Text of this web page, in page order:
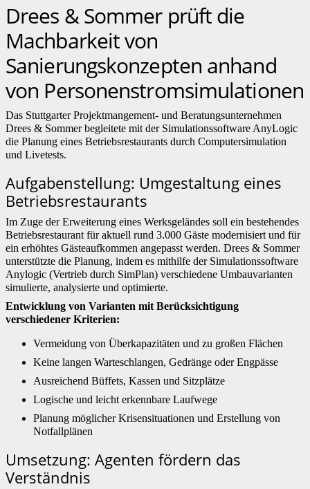
Drees & Sommer prüft die
Machbarkeit von
Sanierungskonzepten anhand
von Personenstromsimulationen
Das Stuttgarter Projektmangement- und Beratungsunternehmen
Drees & Sommer begleitete mit der Simulationssoftware AnyLogic
die Planung eines Betriebsrestaurants durch Computersimulation
und Livetests.
Aufgabenstellung: Umgestaltung eines
Betriebsrestaurants
Im Zuge der Erweiterung eines Werksgeländes soll ein bestehendes
Betriebsrestaurant für aktuell rund 3.000 Gäste modernisiert und für
ein erhöhtes Gästeaufkommen angepasst werden. Drees & Sommer
unterstützte die Planung, indem es mithilfe der Simulationssoftware
Anylogic (Vertrieb durch SimPlan) verschiedene Umbauvarianten
simulierte, analysierte und optimierte.
Entwicklung von Varianten mit Berücksichtigung
verschiedener Kriterien:
Vermeidung von Überkapazitäten und zu großen Flächen
Keine langen Warteschlangen, Gedränge oder Engpässe
Ausreichend Büffets, Kassen und Sitzplätze
Logische und leicht erkennbare Laufwege
Planung möglicher Krisensituationen und Erstellung von
Notfallplänen
Umsetzung: Agenten fördern das
Verständnis